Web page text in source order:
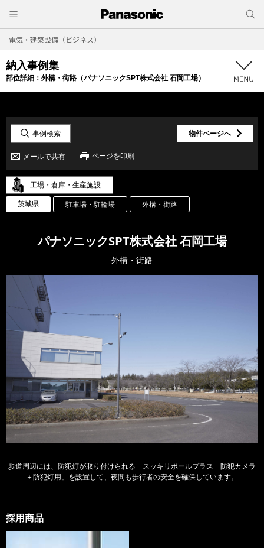
電気・建築設備（ビジネス）
納入事例集
部位詳細： 外構・街路（パナソニックSPT株式会社 石岡工場）
事例検索
メールで共有 ページを印刷
物件ページへ
工場・倉庫・生産施設
茨城県
駐車場・駐輪場 外構・街路
パナソニックSPT株式会社 石岡工場
外構・街路
歩道周辺には、防犯灯が取り付けられる「スッキリポールプラス 防犯カメラ
＋防犯灯用」を設置して、夜間も歩行者の安全を確保しています。
採用商品